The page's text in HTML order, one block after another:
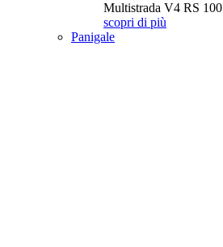
Multistrada V4 RS 100
scopri di più
Panigale